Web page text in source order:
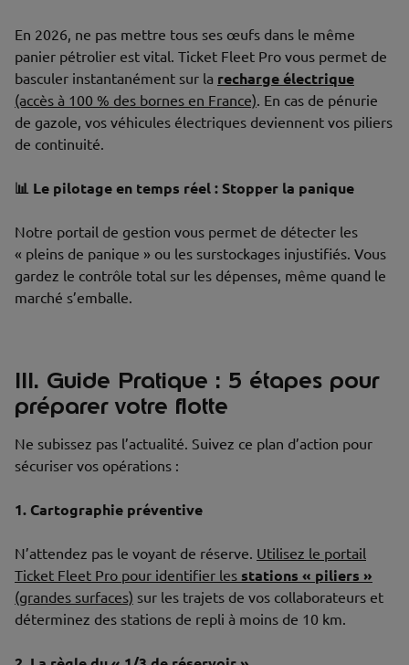
En 2026, ne pas mettre tous ses œufs dans le même
panier pétrolier est vital. Ticket Fleet Pro vous permet de
basculer instantanément sur la recharge électrique
(accès à 100 % des bornes en France) . En cas de pénurie
de gazole, vos véhicules électriques deviennent vos piliers
de continuité.
📊 Le pilotage en temps réel : Stopper la panique
Notre portail de gestion vous permet de détecter les
« pleins de panique » ou les surstockages injustifiés. Vous
gardez le contrôle total sur les dépenses, même quand le
marché s’emballe.
III. Guide Pratique : 5 étapes pour
préparer votre flotte
Ne subissez pas l’actualité. Suivez ce plan d’action pour
sécuriser vos opérations :
1. Cartographie préventive
N’attendez pas le voyant de réserve. Utilisez le portail
Ticket Fleet Pro pour identifier les stations « piliers »
(grandes surfaces) sur les trajets de vos collaborateurs et
déterminez des stations de repli à moins de 10 km.